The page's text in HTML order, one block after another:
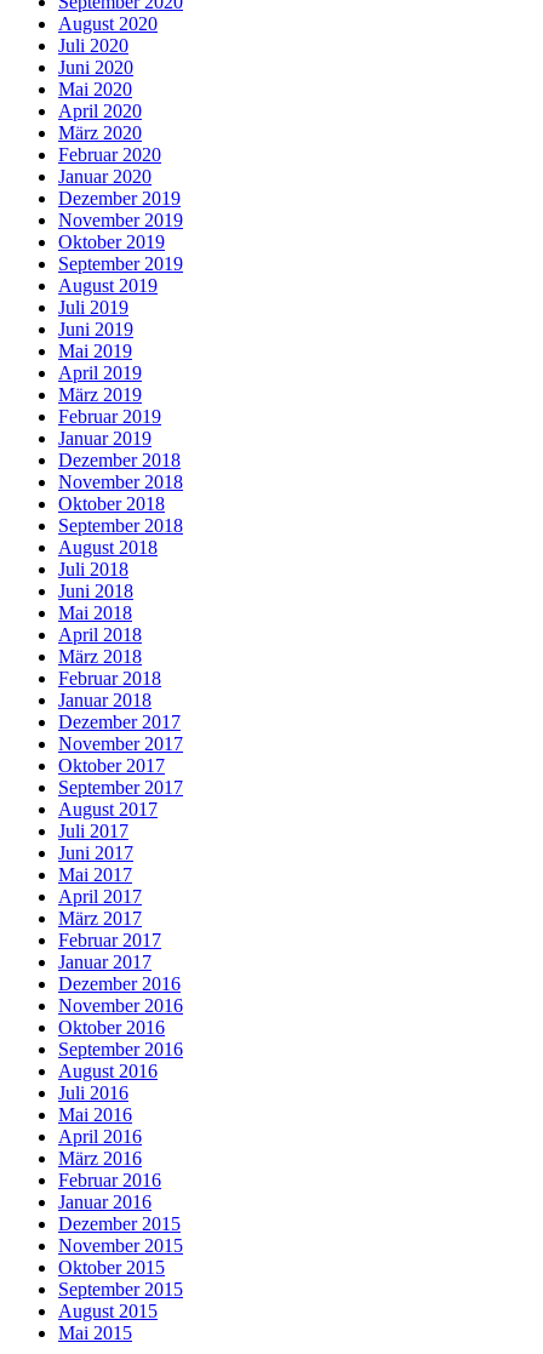
August 2020
Juli 2020
Juni 2020
Mai 2020
April 2020
März 2020
Februar 2020
Januar 2020
Dezember 2019
November 2019
Oktober 2019
September 2019
August 2019
Juli 2019
Juni 2019
Mai 2019
April 2019
März 2019
Februar 2019
Januar 2019
Dezember 2018
November 2018
Oktober 2018
September 2018
August 2018
Juli 2018
Juni 2018
Mai 2018
April 2018
März 2018
Februar 2018
Januar 2018
Dezember 2017
November 2017
Oktober 2017
September 2017
August 2017
Juli 2017
Juni 2017
Mai 2017
April 2017
März 2017
Februar 2017
Januar 2017
Dezember 2016
November 2016
Oktober 2016
September 2016
August 2016
Juli 2016
Mai 2016
April 2016
März 2016
Februar 2016
Januar 2016
Dezember 2015
November 2015
Oktober 2015
September 2015
August 2015
Mai 2015